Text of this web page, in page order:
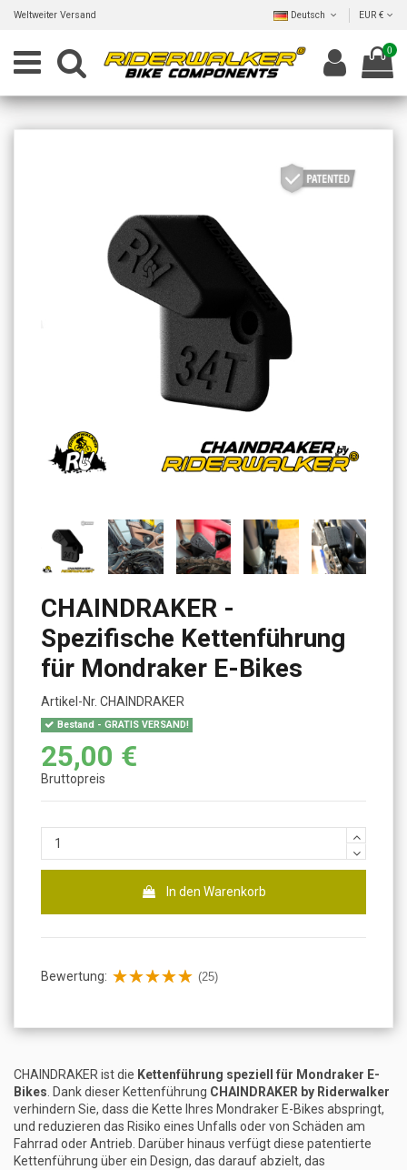
Weltweiter Versand Deutsch EUR €
0
CHAINDRAKER -
Spezifische Kettenführung
für Mondraker E-Bikes
Artikel-Nr. CHAINDRAKER
Bestand - GRATIS VERSAND!
25,00 €
Bruttopreis
In den Warenkorb
Bewertung: (25)
CHAINDRAKER ist die Kettenführung speziell für Mondraker E-
Bikes . Dank dieser Kettenführung CHAINDRAKER by Riderwalker
verhindern Sie, dass die Kette Ihres Mondraker E-Bikes abspringt,
und reduzieren das Risiko eines Unfalls oder von Schäden am
Fahrrad oder Antrieb. Darüber hinaus verfügt diese patentierte
Kettenführung über ein Design, das darauf abzielt, das